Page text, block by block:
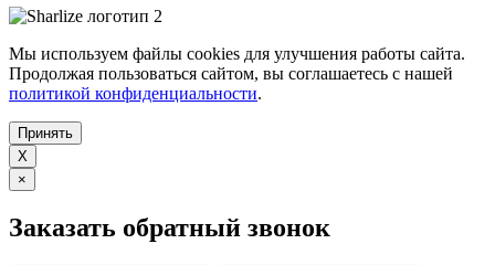
Мы используем файлы cookies для улучшения работы сайта.
Продолжая пользоваться сайтом, вы соглашаетесь с нашей
политикой конфиденциальности.
Принять
X
×
Заказать обратный звонок